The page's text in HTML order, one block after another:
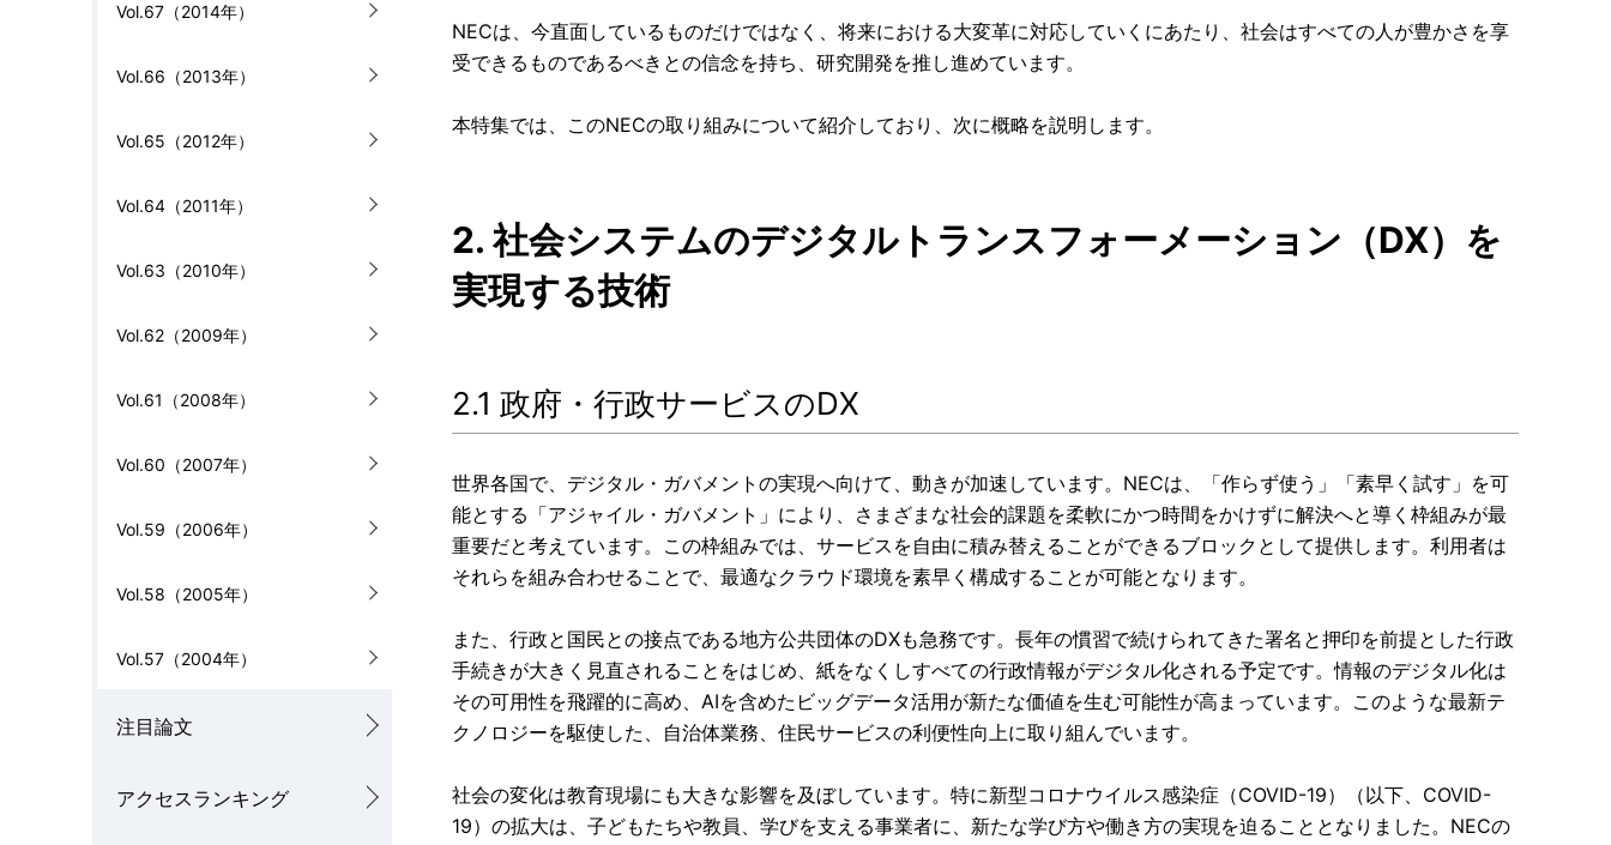
Vol.67（2014年）
Vol.66（2013年）
Vol.65（2012年）
Vol.64（2011年）
Vol.63（2010年）
Vol.62（2009年）
Vol.61（2008年）
Vol.60（2007年）
Vol.59（2006年）
Vol.58（2005年）
Vol.57（2004年）
注目論文
アクセスランキング
NECは、今直面しているものだけではなく、将来における大変革に対応していくにあたり、社会はすべての人が豊かさを享
受できるものであるべきとの信念を持ち、研究開発を推し進めています。
本特集では、このNECの取り組みについて紹介しており、次に概略を説明します。
2. 社会システムのデジタルトランスフォーメーション（DX）を
実現する技術
2.1 政府・行政サービスのDX
世界各国で、デジタル・ガバメントの実現へ向けて、動きが加速しています。NECは、「作らず使う」「素早く試す」を可
能とする「アジャイル・ガバメント」により、さまざまな社会的課題を柔軟にかつ時間をかけずに解決へと導く枠組みが最
重要だと考えています。この枠組みでは、サービスを自由に積み替えることができるブロックとして提供します。利用者は
それらを組み合わせることで、最適なクラウド環境を素早く構成することが可能となります。
また、行政と国民との接点である地方公共団体のDXも急務です。長年の慣習で続けられてきた署名と押印を前提とした行政
手続きが大きく見直されることをはじめ、紙をなくしすべての行政情報がデジタル化される予定です。情報のデジタル化は
その可用性を飛躍的に高め、AIを含めたビッグデータ活用が新たな価値を生む可能性が高まっています。このような最新テ
クノロジーを駆使した、自治体業務、住民サービスの利便性向上に取り組んでいます。
社会の変化は教育現場にも大きな影響を及ぼしています。特に新型コロナウイルス感染症（COVID-19）（以下、COVID-
19）の拡大は、子どもたちや教員、学びを支える事業者に、新たな学び方や働き方の実現を迫ることとなりました。NECの